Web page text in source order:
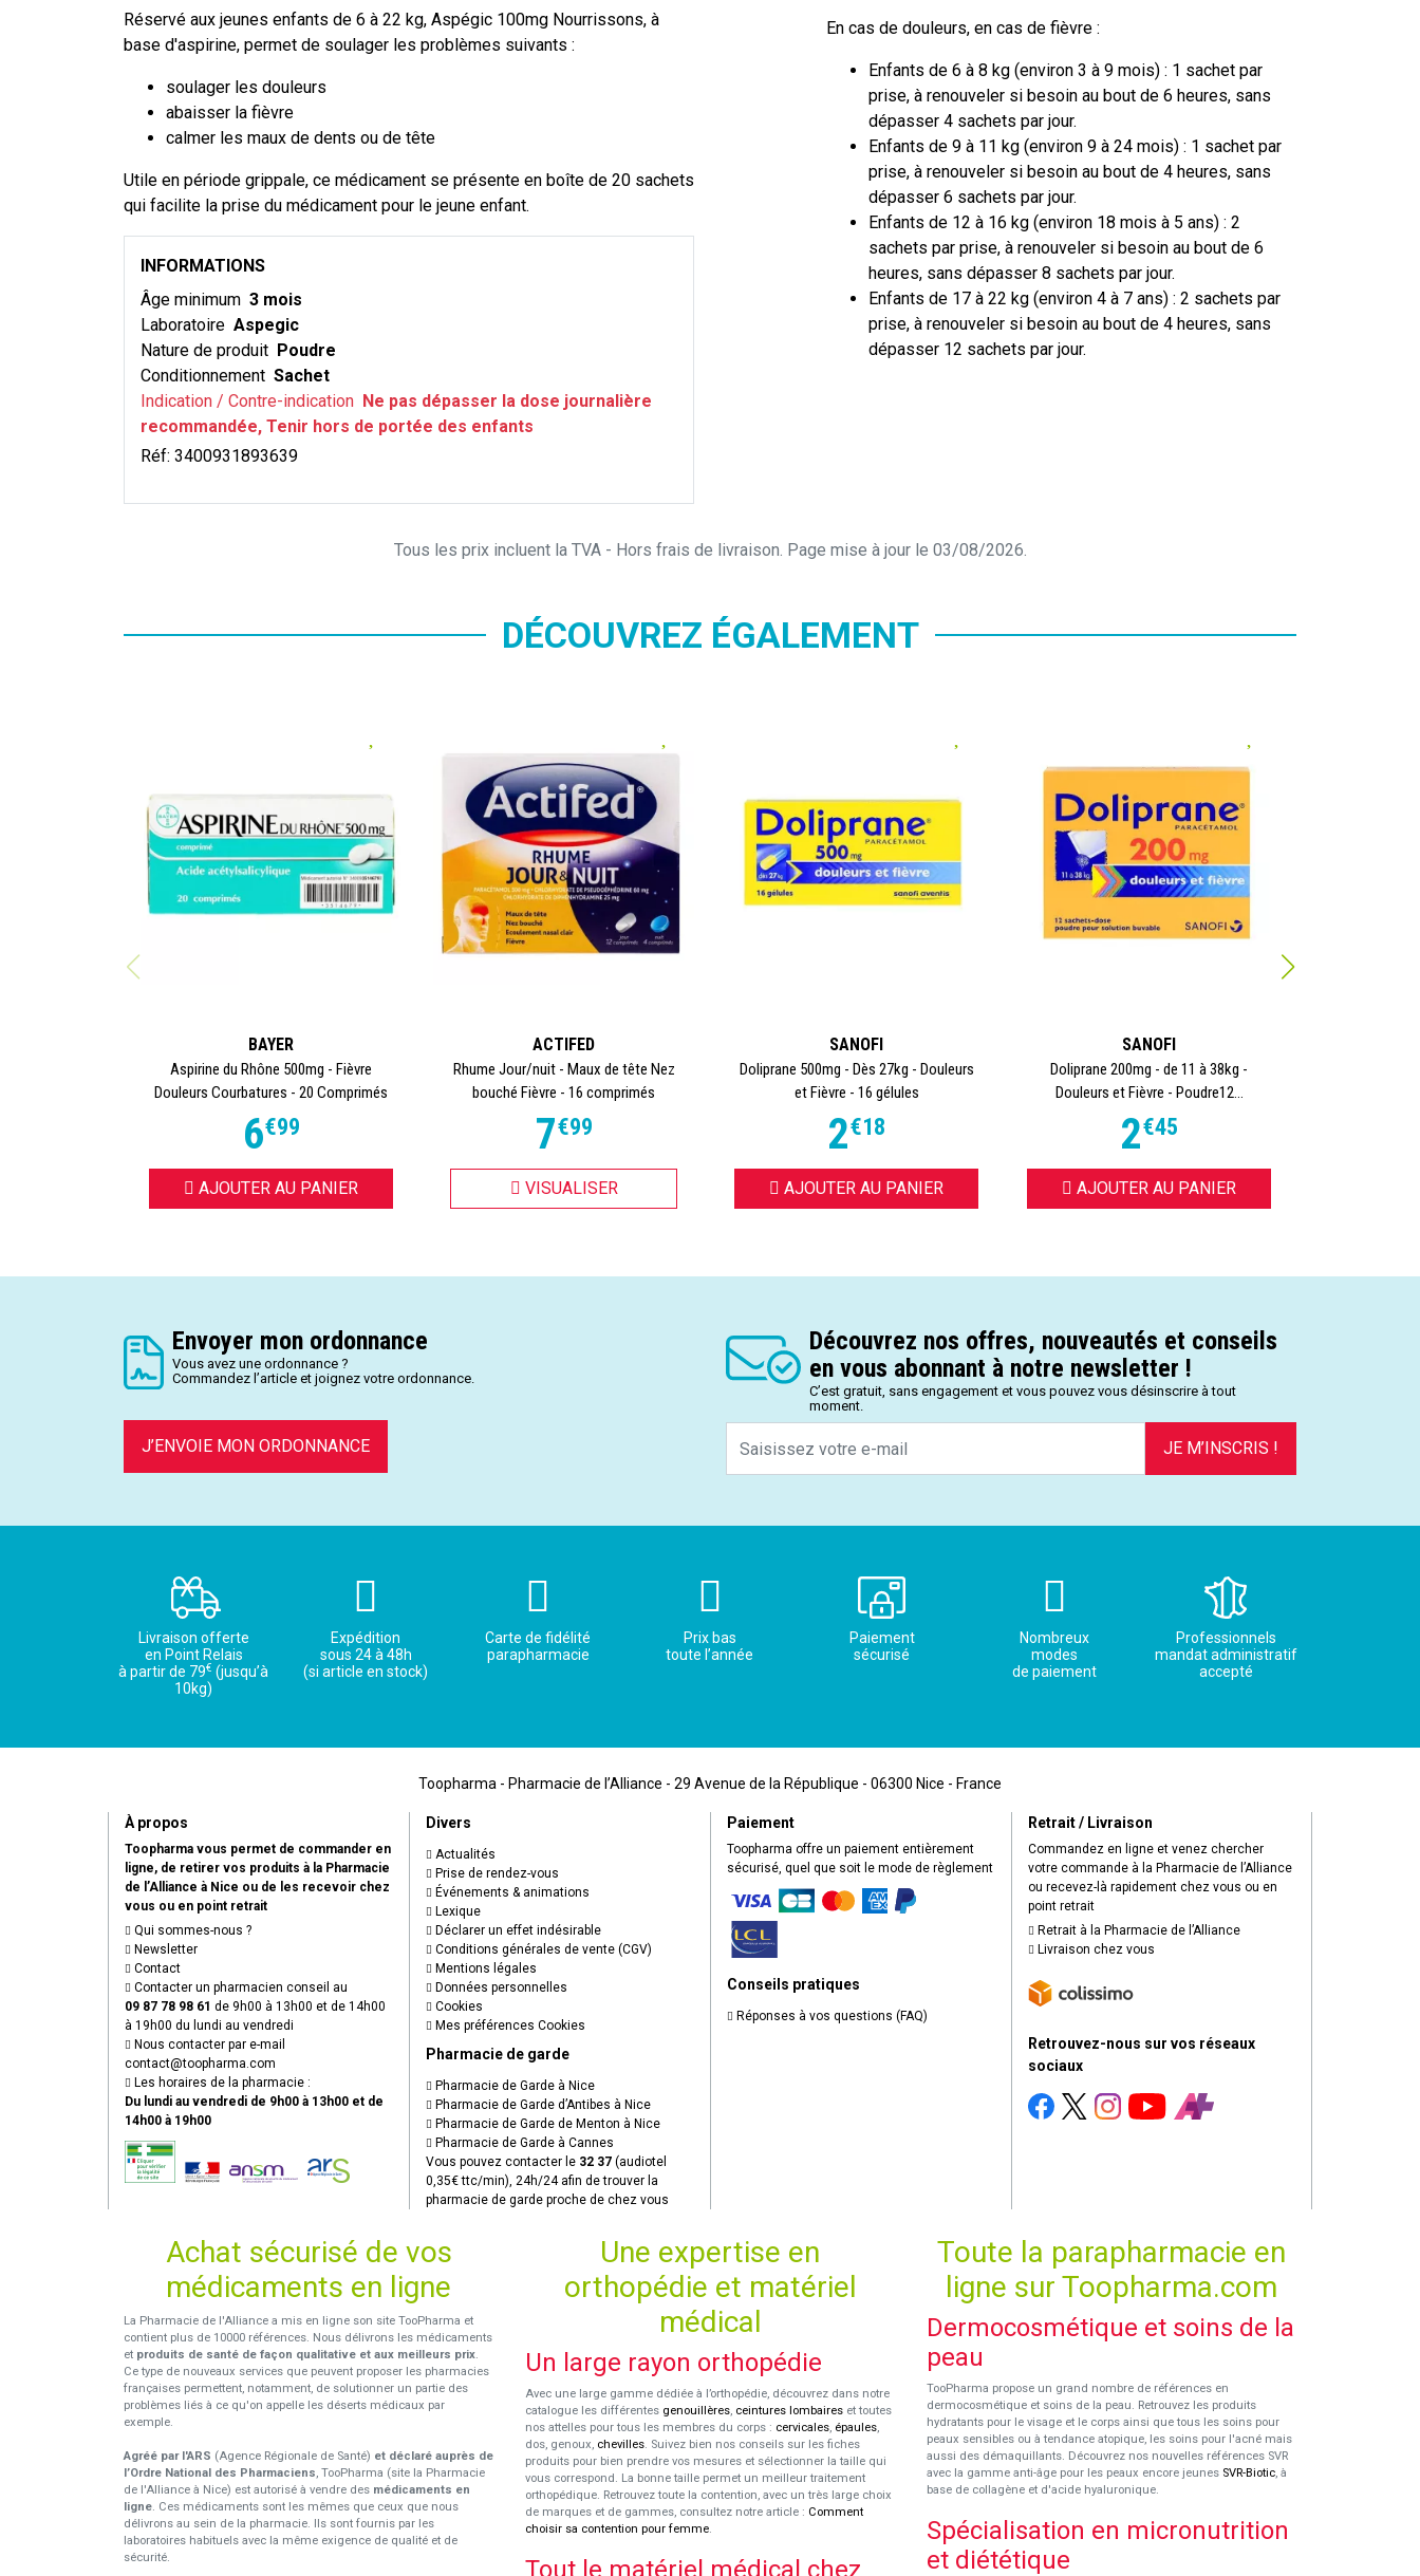
Réservé aux jeunes enfants de 6 à 22 kg, Aspégic 100mg Nourrissons, à
base d'aspirine, permet de soulager les problèmes suivants :
soulager les douleurs
abaisser la fièvre
calmer les maux de dents ou de tête
Utile en période grippale, ce médicament se présente en boîte de 20 sachets
qui facilite la prise du médicament pour le jeune enfant.
INFORMATIONS
Âge minimum 3 mois
Laboratoire Aspegic
Nature de produit Poudre
Conditionnement Sachet
Indication / Contre-indication Ne pas dépasser la dose journalière
recommandée, Tenir hors de portée des enfants
Réf: 3400931893639
En cas de douleurs, en cas de fièvre :
Enfants de 6 à 8 kg (environ 3 à 9 mois) : 1 sachet par
prise, à renouveler si besoin au bout de 6 heures, sans
dépasser 4 sachets par jour.
Enfants de 9 à 11 kg (environ 9 à 24 mois) : 1 sachet par
prise, à renouveler si besoin au bout de 4 heures, sans
dépasser 6 sachets par jour.
Enfants de 12 à 16 kg (environ 18 mois à 5 ans) : 2
sachets par prise, à renouveler si besoin au bout de 6
heures, sans dépasser 8 sachets par jour.
Enfants de 17 à 22 kg (environ 4 à 7 ans) : 2 sachets par
prise, à renouveler si besoin au bout de 4 heures, sans
dépasser 12 sachets par jour.
Tous les prix incluent la TVA - Hors frais de livraison. Page mise à jour le 03/08/2026.
DÉCOUVREZ ÉGALEMENT
BAYER
Aspirine du Rhône 500mg - Fièvre
Douleurs Courbatures - 20 Comprimés
6€99
AJOUTER AU PANIER
ACTIFED
Rhume Jour/nuit - Maux de tête Nez
bouché Fièvre - 16 comprimés
7€99
VISUALISER
SANOFI
Doliprane 500mg - Dès 27kg - Douleurs
et Fièvre - 16 gélules
2€18
AJOUTER AU PANIER
SANOFI
Doliprane 200mg - de 11 à 38kg -
Douleurs et Fièvre - Poudre12...
2€45
AJOUTER AU PANIER
Envoyer mon ordonnance
Vous avez une ordonnance ?
Commandez l’article et joignez votre ordonnance.
J’ENVOIE MON ORDONNANCE
Découvrez nos offres, nouveautés et conseils
en vous abonnant à notre newsletter !
C’est gratuit, sans engagement et vous pouvez vous désinscrire à tout
moment.
JE M’INSCRIS !
Livraison offerte
en Point Relais
à partir de 79€ (jusqu’à
10kg)
Expédition
sous 24 à 48h
(si article en stock)
Carte de fidélité
parapharmacie
Prix bas
toute l’année
Paiement
sécurisé
Nombreux
modes
de paiement
Professionnels
mandat administratif
accepté
Toopharma - Pharmacie de l’Alliance - 29 Avenue de la République - 06300 Nice - France
À propos
Toopharma vous permet de commander en
ligne, de retirer vos produits à la Pharmacie
de l’Alliance à Nice ou de les recevoir chez
vous ou en point retrait
Qui sommes-nous ?
Newsletter
Contact
Contacter un pharmacien conseil au
09 87 78 98 61 de 9h00 à 13h00 et de 14h00
à 19h00 du lundi au vendredi
Nous contacter par e-mail
contact@toopharma.com
Les horaires de la pharmacie :
Du lundi au vendredi de 9h00 à 13h00 et de
14h00 à 19h00
Divers
Actualités
Prise de rendez-vous
Événements & animations
Lexique
Déclarer un effet indésirable
Conditions générales de vente (CGV)
Mentions légales
Données personnelles
Cookies
Mes préférences Cookies
Pharmacie de garde
Pharmacie de Garde à Nice
Pharmacie de Garde d’Antibes à Nice
Pharmacie de Garde de Menton à Nice
Pharmacie de Garde à Cannes
Vous pouvez contacter le 32 37 (audiotel
0,35€ ttc/min), 24h/24 afin de trouver la
pharmacie de garde proche de chez vous
Paiement
Toopharma offre un paiement entièrement
sécurisé, quel que soit le mode de règlement
Conseils pratiques
Réponses à vos questions (FAQ)
Retrait / Livraison
Commandez en ligne et venez chercher
votre commande à la Pharmacie de l’Alliance
ou recevez-là rapidement chez vous ou en
point retrait
Retrait à la Pharmacie de l’Alliance
Livraison chez vous
Retrouvez-nous sur vos réseaux
sociaux
Achat sécurisé de vos
médicaments en ligne
La Pharmacie de l'Alliance a mis en ligne son site TooPharma et
contient plus de 10000 références. Nous délivrons les médicaments
et produits de santé de façon qualitative et aux meilleurs prix.
Ce type de nouveaux services que peuvent proposer les pharmacies
françaises permettent, notamment, de solutionner un partie des
problèmes liés à ce qu'on appelle les déserts médicaux par
exemple.
Agréé par l'ARS (Agence Régionale de Santé) et déclaré auprès de
l’Ordre National des Pharmaciens, TooPharma (site la Pharmacie
de l'Alliance à Nice) est autorisé à vendre des médicaments en
ligne. Ces médicaments sont les mêmes que ceux que nous
délivrons au sein de la pharmacie. Ils sont fournis par les
laboratoires habituels avec la même exigence de qualité et de
sécurité.
Une expertise en
orthopédie et matériel
médical
Un large rayon orthopédie
Avec une large gamme dédiée à l’orthopédie, découvrez dans notre
catalogue les différentes genouillères, ceintures lombaires et toutes
nos attelles pour tous les membres du corps : cervicales, épaules,
dos, genoux, chevilles. Suivez bien nos conseils sur les fiches
produits pour bien prendre vos mesures et sélectionner la taille qui
vous correspond. La bonne taille permet un meilleur traitement
orthopédique. Retrouvez toute la contention, avec un très large choix
de marques et de gammes, consultez notre article : Comment
choisir sa contention pour femme.
Tout le matériel médical chez
Toute la parapharmacie en
ligne sur Toopharma.com
Dermocosmétique et soins de la
peau
TooPharma propose un grand nombre de références en
dermocosmétique et soins de la peau. Retrouvez les produits
hydratants pour le visage et le corps ainsi que tous les soins pour
peaux sensibles ou à tendance atopique, les soins pour l'acné mais
aussi des démaquillants. Découvrez nos nouvelles références SVR
avec la gamme anti-âge pour les peaux encore jeunes SVR-Biotic, à
base de collagène et d'acide hyaluronique.
Spécialisation en micronutrition
et diététique